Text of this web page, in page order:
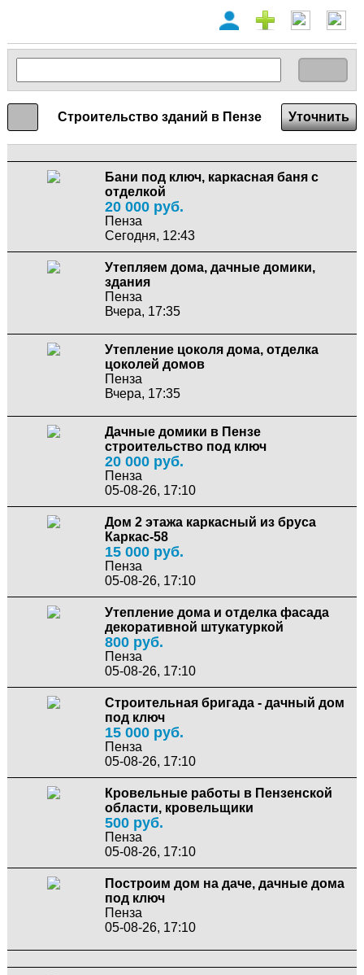
Строительство зданий в Пензе Уточнить
Бани под ключ, каркасная баня с
отделкой
20 000 руб.
Пенза
Сегодня, 12:43
Утепляем дома, дачные домики,
здания
Пенза
Вчера, 17:35
Утепление цоколя дома, отделка
цоколей домов
Пенза
Вчера, 17:35
Дачные домики в Пензе
строительство под ключ
20 000 руб.
Пенза
05-08-26, 17:10
Дом 2 этажа каркасный из бруса
Каркас-58
15 000 руб.
Пенза
05-08-26, 17:10
Утепление дома и отделка фасада
декоративной штукатуркой
800 руб.
Пенза
05-08-26, 17:10
Строительная бригада - дачный дом
под ключ
15 000 руб.
Пенза
05-08-26, 17:10
Кровельные работы в Пензенской
области, кровельщики
500 руб.
Пенза
05-08-26, 17:10
Построим дом на даче, дачные дома
под ключ
Пенза
05-08-26, 17:10